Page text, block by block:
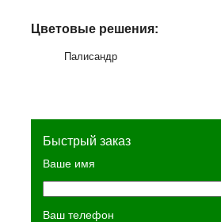
Цветовые решения:
Палисандр
Быстрый заказ
Ваше имя
Ваш телефон